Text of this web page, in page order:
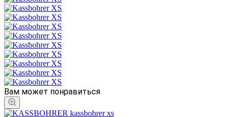
Вам может понравиться